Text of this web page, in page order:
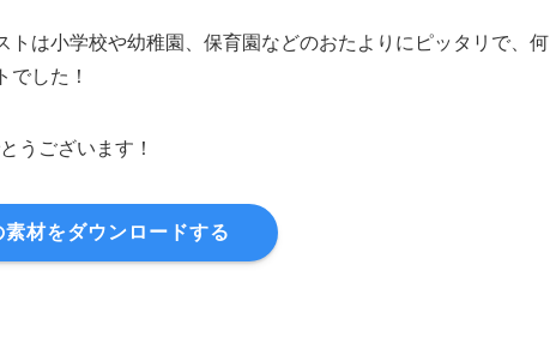
トは小学校や幼稚園、保育園などのおたよりにピッタリで、何
でした！
うございます！
素材をダウンロードする